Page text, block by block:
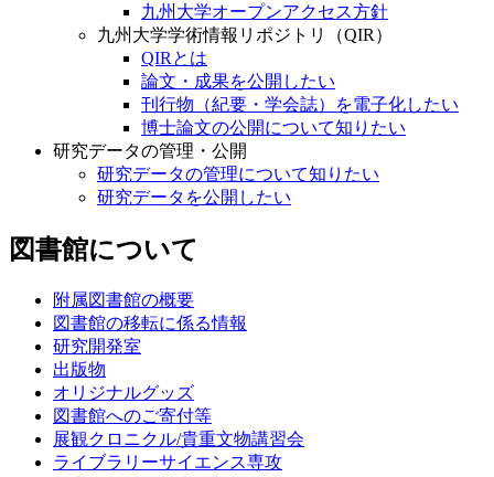
九州大学オープンアクセス方針
九州大学学術情報リポジトリ（QIR）
QIRとは
論文・成果を公開したい
刊行物（紀要・学会誌）を電子化したい
博士論文の公開について知りたい
研究データの管理・公開
研究データの管理について知りたい
研究データを公開したい
図書館について
附属図書館の概要
図書館の移転に係る情報
研究開発室
出版物
オリジナルグッズ
図書館へのご寄付等
展観クロニクル/貴重文物講習会
ライブラリーサイエンス専攻